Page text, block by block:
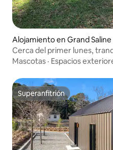
Alojamiento en Grand Saline
Cerca del primer lunes,
Mascotas · Espacios
Superanfitrión
Superanfitrión